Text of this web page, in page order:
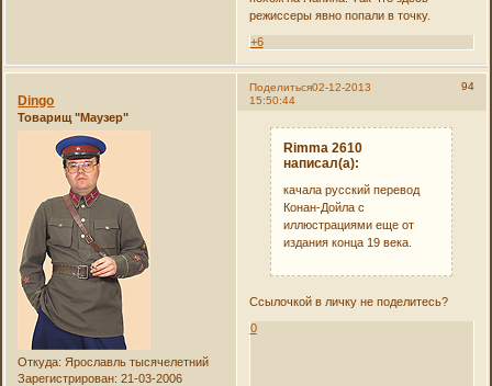
режиссеры явно попали в точку.
+6
Поделиться 94
02-12-2013
15:50:44
Dingo
Товарищ "Маузер"
Откуда: Ярославль тысячелетний
Зарегистрирован: 21-03-2006
Rimma 2610
написал(а):
качала русский перевод
Конан-Дойла с
иллюстрациями еще от
издания конца 19 века.
Ссылочкой в личку не поделитесь?
0